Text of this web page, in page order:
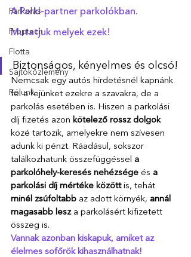
Parkolás
Proptech
Flotta
Sajtóközlemény
Rólunk
A Parkl-partner parkolókban.
Mutatjuk melyek ezek!
Biztonságos, kényelmes és olcsó!
Nemcsak egy autós hirdetésnél kapnánk
fel a fejünket ezekre a szavakra, de a
parkolás esetében is. Hiszen a parkolási
díj fizetés azon kötelező rossz dolgok
közé tartozik, amelyekre nem szívesen
adunk ki pénzt. Ráadásul, sokszor
találkozhatunk összefüggéssel a
parkolóhely-keresés nehézsége és a
parkolási díj mértéke között is, tehát
minél zsúfoltabb az adott környék, annál
magasabb lesz a parkolásért kifizetett
összeg is.
Vannak azonban kiskapuk, amiket az
élelmes sofőrök kihasználhatnak!